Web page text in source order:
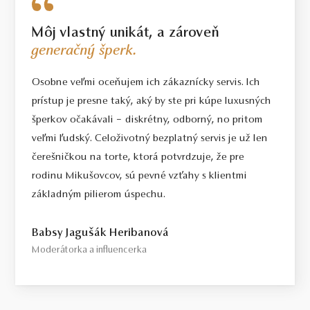
Môj vlastný unikát, a zároveň
generačný šperk.
Osobne veľmi oceňujem ich zákaznícky servis. Ich
prístup je presne taký, aký by ste pri kúpe luxusných
šperkov očakávali – diskrétny, odborný, no pritom
veľmi ľudský. Celoživotný bezplatný servis je už len
čerešničkou na torte, ktorá potvrdzuje, že pre
rodinu Mikušovcov, sú pevné vzťahy s klientmi
základným pilierom úspechu.
Babsy Jagušák Heribanová
Moderátorka a influencerka